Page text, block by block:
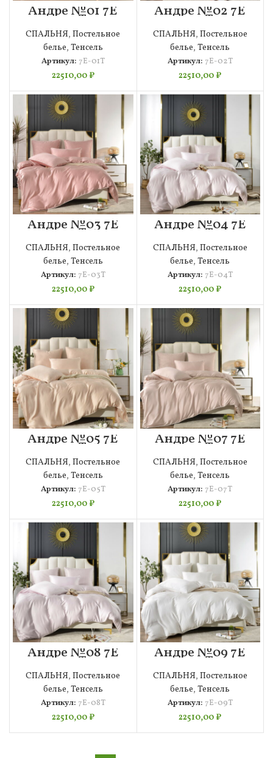
Андре №01 7Е
4н Т
СПАЛЬНЯ,Постельное
белье, Тенсель
Артикул: 7Е-01Т
22510,00₽
Андре №02 7Е
4н Т
СПАЛЬНЯ, Постельное
белье,Тенсель
Артикул: 7Е-02Т
22510,00₽
Андре №03 7Е
4н Т
СПАЛЬНЯ,Постельное
белье, Тенсель
Артикул: 7Е-03Т
22510,00₽
Андре №04 7Е
4н Т
СПАЛЬНЯ, Постельное
белье,Тенсель
Артикул: 7Е-04Т
22510,00₽
Андре №05 7Е
4н Т
СПАЛЬНЯ,Постельное
белье, Тенсель
Артикул: 7Е-05Т
22510,00₽
Андре №07 7Е
4н Т
СПАЛЬНЯ, Постельное
белье,Тенсель
Артикул: 7Е-07Т
22510,00₽
Андре №08 7Е
4н Т
СПАЛЬНЯ,Постельное
белье, Тенсель
Артикул: 7Е-08Т
22510,00₽
Андре №09 7Е
4н Т
СПАЛЬНЯ, Постельное
белье,Тенсель
Артикул: 7Е-09Т
22510,00₽